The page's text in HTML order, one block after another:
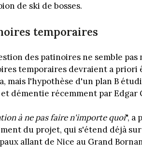
de ski de bosses.
temporaires
des patinoires ne semble
temporaires devraient a priori
mais l'hypothèse d'un plan B
et démentie récemment par
à ne pas faire n'importe quoi", a
du projet, qui s'étend déjà
allant de Nice au Grand